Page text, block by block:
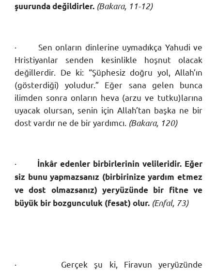
şuurunda değildirler. (Bakara, 11-12)
·
Sen onların dinlerine uymadıkça Yahudi ve
Hristiyanlar senden kesinlikle hoşnut olacak
değillerdir. De ki: “Şüphesiz doğru yol, Allah’ın
(gösterdiği) yoludur.” Eğer sana gelen bunca
ilimden sonra onların heva (arzu ve tutku)larına
uyacak olursan, senin için Allah’tan başka ne bir
dost vardır ne de bir yardımcı. (Bakara, 120)
·
İnkâr edenler birbirlerinin velileridir. Eğer
siz bunu yapmazsanız (birbirinize yardım etmez
ve dost olmazsanız) yeryüzünde bir fitne ve
büyük bir bozgunculuk (fesat) olur. (Enfal, 73)
·
Gerçek şu ki, Firavun yeryüzünde